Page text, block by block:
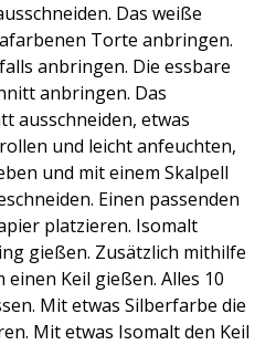
Das weiße
Torte anbringen.
anbringen. Die essbare
anbringen. Das
ausschneiden, etwas
und leicht anfeuchten,
und mit einem Skalpell
Einen passenden
platzieren. Isomalt
gießen. Zusätzlich mithilfe
Keil gießen. Alles 10
Mit etwas Silberfarbe die
Mit etwas Isomalt den Keil